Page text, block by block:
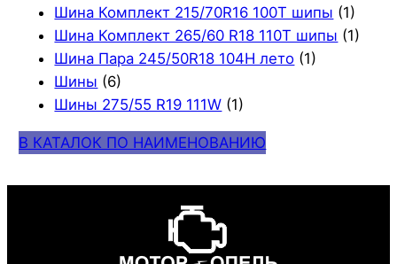
Шина Комплект 215/70R16 100T шипы (1)
Шина Комплект 265/60 R18 110T шипы (1)
Шина Пара 245/50R18 104H лето (1)
Шины (6)
Шины 275/55 R19 111W (1)
В КАТАЛОК ПО НАИМЕНОВАНИЮ